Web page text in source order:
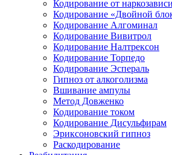
Кодирование от
Кодирование «Двойной
Кодирование Алгоминал
Кодирование Вивитрол
Кодирование Налтрексон
Кодирование Торпедо
Кодирование Эспераль
Гипноз от алкоголизма
Вшивание ампулы
Метод Довженко
Кодирование током
Кодирование Дисульфирам
Эриксоновский гипноз
Раскодирование